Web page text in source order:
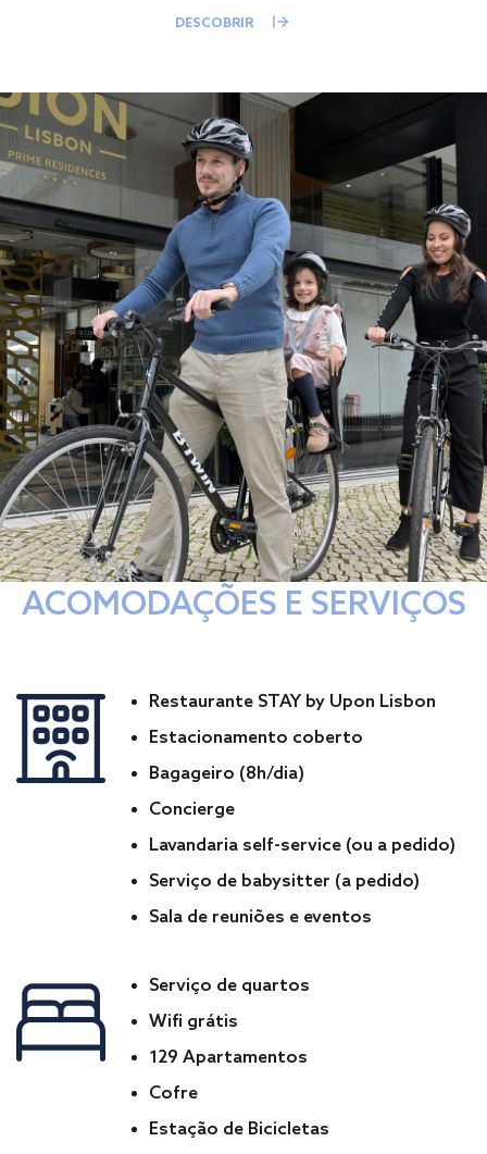
DESCOBRIR
ACOMODAÇÕES E SERVIÇOS
Restaurante STAY by Upon Lisbon
Estacionamento coberto
Bagageiro (8h/dia)
Concierge
Lavandaria self-service (ou a pedido)
Serviço de babysitter (a pedido)
Sala de reuniões e eventos
Serviço de quartos
Wifi grátis
129 Apartamentos
Cofre
Estação de Bicicletas